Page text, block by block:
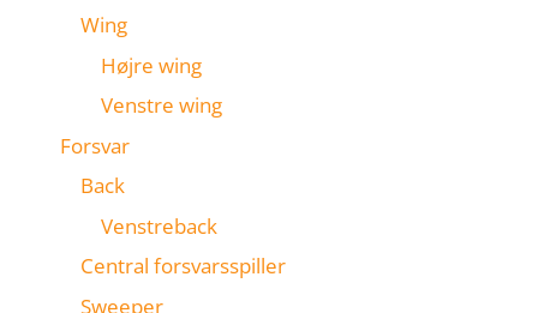
Wing
Højre wing
Venstre wing
Forsvar
Back
Venstreback
Central forsvarsspiller
Sweeper